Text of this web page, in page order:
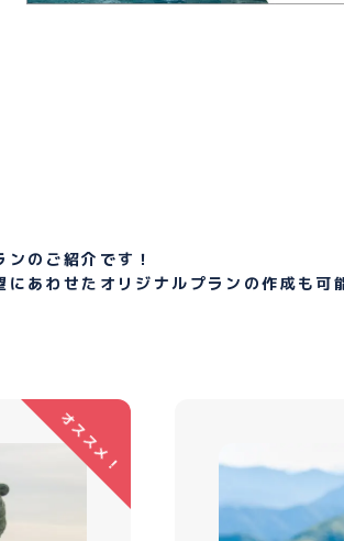
のご紹介です！
あわせたオリジナルプランの作成も可